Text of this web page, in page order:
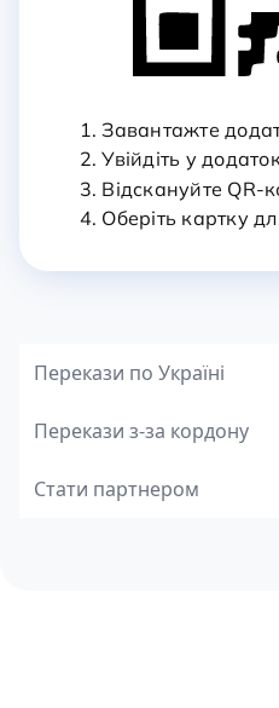
1. Завантажте
2. Увійдіть у
3. Відскануйте QR-
4. Оберіть картку
Перекази по Україні
Перекази з-за кордону
Стати партнером